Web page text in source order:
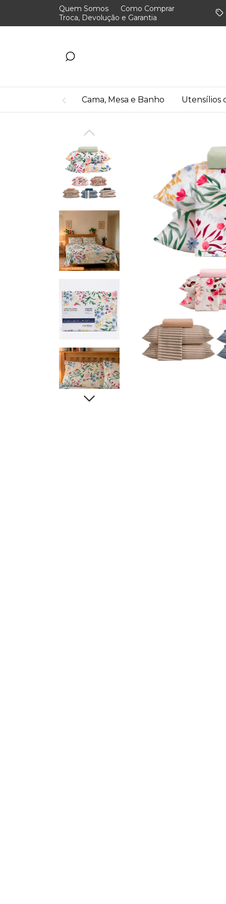
Quem Somos
Como Comprar
Troca, Devolução e Garantia
Cama, Mesa e Banho Utensílios